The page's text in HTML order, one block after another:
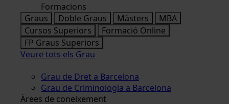
Formacions
Graus
Doble Graus Màsters
MBA
Cursos Superiors
Formació Online
FP Graus Superiors
Veure tots els Grau
Grau de Dret a Barcelona
Grau de Criminologia a Barcelona
Àrees de coneixement